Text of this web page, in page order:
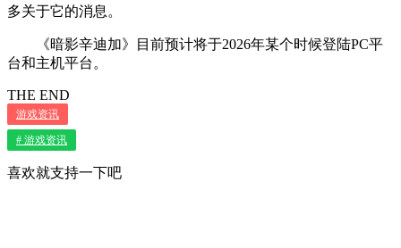
多关于它的消息。
《暗影辛迪加》目前预计将于2026年某个时候登陆PC平
台和主机平台。
THE END
游戏资讯
# 游戏资讯
喜欢就支持一下吧